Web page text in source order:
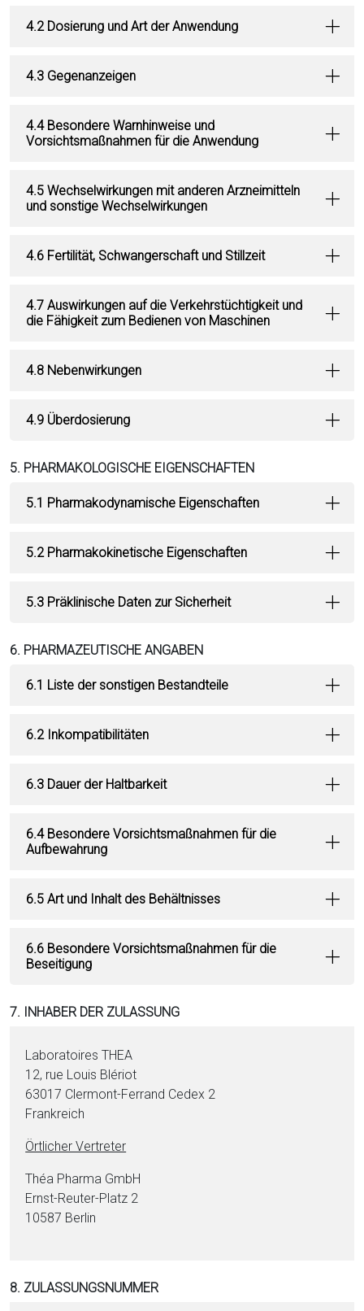
4.2 Dosierung und Art der Anwendung
4.3 Gegenanzeigen
4.4 Besondere Warnhinweise und
Vorsichtsmaßnahmen für die Anwendung
4.5 Wechselwirkungen mit anderen Arzneimitteln
und sonstige Wechselwirkungen
4.6 Fertilität, Schwangerschaft und Stillzeit
4.7 Auswirkungen auf die Verkehrstüchtigkeit und
die Fähigkeit zum Bedienen von Maschinen
4.8 Nebenwirkungen
4.9 Überdosierung
5. PHARMAKOLOGISCHE EIGENSCHAFTEN
5.1 Pharmakodynamische Eigenschaften
5.2 Pharmakokinetische Eigenschaften
5.3 Präklinische Daten zur Sicherheit
6. PHARMAZEUTISCHE ANGABEN
6.1 Liste der sonstigen Bestandteile
6.2 Inkompatibilitäten
6.3 Dauer der Haltbarkeit
6.4 Besondere Vorsichtsmaßnahmen für die
Aufbewahrung
6.5 Art und Inhalt des Behältnisses
6.6 Besondere Vorsichtsmaßnahmen für die
Beseitigung
7. INHABER DER ZULASSUNG
Laboratoires THEA
12, rue Louis Blériot
63017 Clermont-Ferrand Cedex 2
Frankreich
Örtlicher Vertreter
Théa Pharma GmbH
Ernst-Reuter-Platz 2
10587 Berlin
8. ZULASSUNGSNUMMER